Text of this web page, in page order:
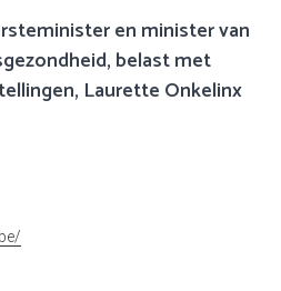
en minister van
belast met
Laurette Onkelinx